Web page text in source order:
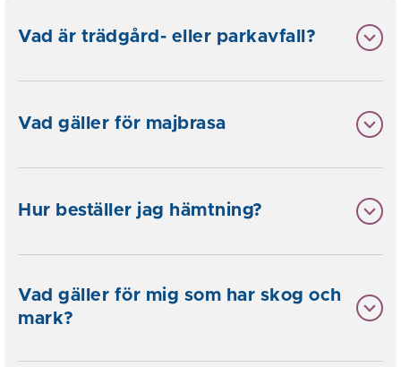
Vad är trädgård- eller parkavfall?
Vad gäller för majbrasa
Hur beställer jag hämtning?
Vad gäller för mig som har skog och
mark?